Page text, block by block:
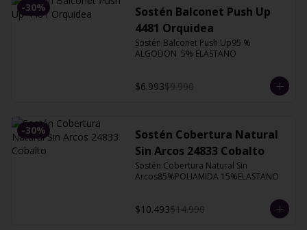
-30%
Sostén Balconet Push Up
4481 Orquidea
Sostén Balconet Push Up95 %
ALGODON  5% ELASTANO
$6.993$9.990
-30%
Sostén Cobertura Natural
Sin Arcos 24833 Cobalto
Sostén Cobertura Natural Sin
Arcos85%POLIAMIDA 15%ELASTANO
$10.493$14.990